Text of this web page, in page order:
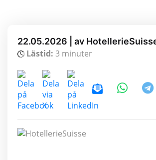
22.05.2026 | av
Lästid: 3 minuter